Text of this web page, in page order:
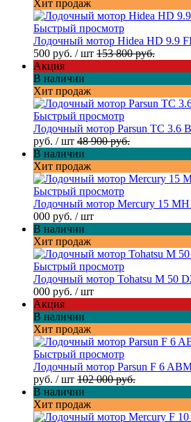
Хит продаж
Быстрый просмотр
Лодочный мотор Hidea HD 9.9
500 руб. / шт 153 800 руб.
Акция
В наличии
Хит продаж
Быстрый просмотр
Лодочный мотор Parsun TC 3.6
руб. / шт 48 900 руб.
В наличии
Хит продаж
Быстрый просмотр
Лодочный мотор Mercury 15
000 руб. / шт
В наличии
Хит продаж
Быстрый просмотр
Лодочный мотор Tohatsu M 50
000 руб. / шт
Акция
В наличии
Хит продаж
Быстрый просмотр
Лодочный мотор Parsun F 6
руб. / шт 102 000 руб.
В наличии
Хит продаж